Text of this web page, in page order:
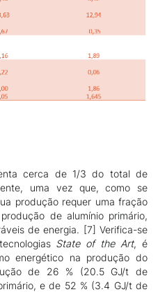
cerca de 1/3 do total de
uma vez que, como se
produção requer uma fração
de alumínio primário,
de energia. [7] Verifica-se
State of the Art, é
energético na produção do
de 26 % (20.5 GJ/t de
e de 52 % (3.4 GJ/t de